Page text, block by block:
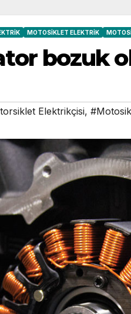
MOTOSIKLET ELEKTRIK
bozuk
Elektrikçisi,